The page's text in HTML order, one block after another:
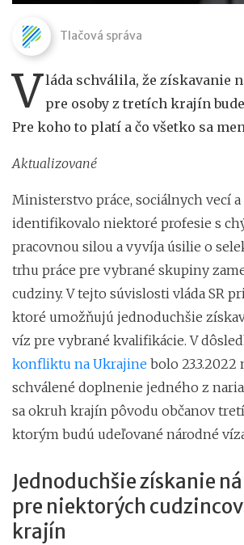
Tlačová správa
Vláda schválila, že získavanie
pre osoby z tretích krajín
Pre koho to platí a čo všetko sa
Aktualizované
Ministerstvo práce, sociálnych vecí a
identifikovalo niektoré profesie s
pracovnou silou a vyvíja úsilie o
trhu práce pre vybrané skupiny
cudziny. V tejto súvislosti vláda SR
ktoré umožňujú jednoduchšie
víz pre vybrané kvalifikácie. V
konfliktu na Ukrajine bolo 23.3.2022
schválené doplnenie jedného z
sa okruh krajín pôvodu občanov
ktorým budú udeľované národné
Jednoduchšie získanie
pre niektorých
krajín